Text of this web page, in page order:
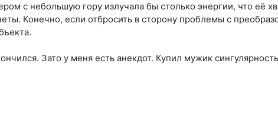
с небольшую гору излучала бы столько энергии, что её
Конечно, если отбросить в сторону проблемы с
Зато у меня есть анекдот. Купил мужик